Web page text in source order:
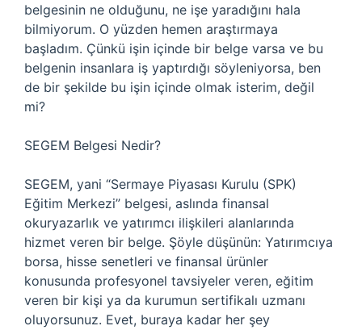
belgesinin ne olduğunu, ne işe yaradığını hala
bilmiyorum. O yüzden hemen araştırmaya
başladım. Çünkü işin içinde bir belge varsa ve bu
belgenin insanlara iş yaptırdığı söyleniyorsa, ben
de bir şekilde bu işin içinde olmak isterim, değil
mi?
SEGEM Belgesi Nedir?
SEGEM, yani “Sermaye Piyasası Kurulu (SPK)
Eğitim Merkezi” belgesi, aslında finansal
okuryazarlık ve yatırımcı ilişkileri alanlarında
hizmet veren bir belge. Şöyle düşünün: Yatırımcıya
borsa, hisse senetleri ve finansal ürünler
konusunda profesyonel tavsiyeler veren, eğitim
veren bir kişi ya da kurumun sertifikalı uzmanı
oluyorsunuz. Evet, buraya kadar her şey